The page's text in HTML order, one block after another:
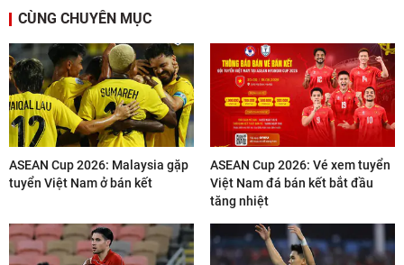
CÙNG CHUYÊN MỤC
ASEAN Cup 2026: Malaysia gặp
tuyển Việt Nam ở bán kết
ASEAN Cup 2026: Vé xem tuyển
Việt Nam đá bán kết bắt đầu
tăng nhiệt